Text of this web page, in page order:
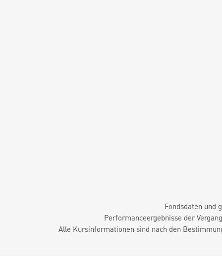
Fondsdaten und
Performanceergebnisse der
Alle Kursinformationen sind nach den